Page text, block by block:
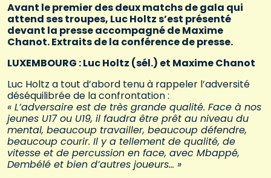
Avant le premier des deux matchs de gala qui
attend ses troupes, Luc Holtz s’est présenté
devant la presse accompagné de Maxime
Chanot. Extraits de la conférence de presse.
LUXEMBOURG : Luc Holtz (sél.) et Maxime Chanot
Luc Holtz a tout d’abord tenu à rappeler l’adversité
déséquilibrée de la confrontation :
« L’adversaire est de très grande qualité. Face à nos
jeunes U17 ou U19, il faudra être prêt au niveau du
mental, beaucoup travailler, beaucoup défendre,
beaucoup courir. Il y a tellement de qualité, de
vitesse et de percussion en face, avec Mbappé,
Dembélé et bien d’autres joueurs… »